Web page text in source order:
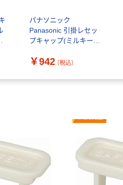
パナソニック
Panasonic 引掛レセッ
プキャップ(ミルキーホ
個 158-7945（直送品）
￥942 （税込）